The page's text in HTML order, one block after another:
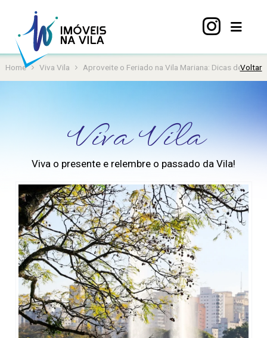
Home
Sobre
Contato
Home Viva Vila Aproveite o Feriado na Vila Mariana: Dicas deVoltar
Viva Vila
Viva o presente e relembre o passado da Vila!